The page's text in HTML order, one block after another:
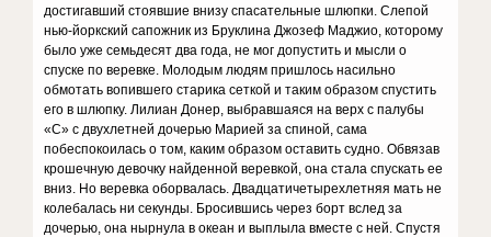
достигавший стоявшие внизу спасательные шлюпки. Слепой
нью-йоркский сапожник из Бруклина Джозеф Маджио, которому
было уже семьдесят два года, не мог допустить и мысли о
спуске по веревке. Молодым людям пришлось насильно
обмотать вопившего старика сеткой и таким образом спустить
его в шлюпку. Лилиан Донер, выбравшаяся на верх с палубы
«С» с двухлетней дочерью Марией за спиной, сама
побеспокоилась о том, каким образом оставить судно. Обвязав
крошечную девочку найденной веревкой, она стала спускать ее
вниз. Но веревка оборвалась. Двадцатичетырехлетняя мать не
колебалась ни секунды. Бросившись через борт вслед за
дочерью, она нырнула в океан и выплыла вместе с ней. Спустя